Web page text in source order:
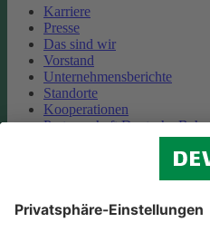
Karriere
Presse
Das sind wir
Vorstand
Unternehmensberichte
Standorte
Kooperationen
Partnerschaft Deutsche Bahn